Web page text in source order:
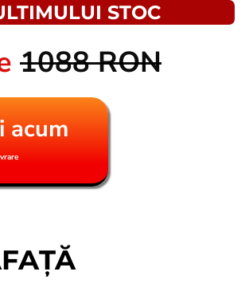
STOC
1088 RON
acum